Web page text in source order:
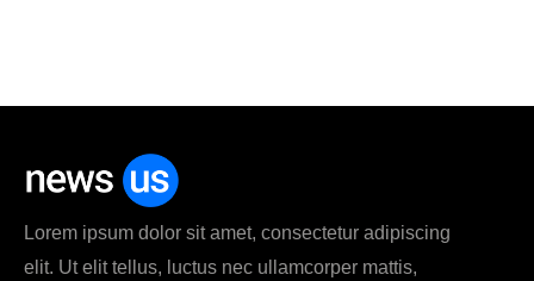
Lorem ipsum dolor sit amet, consectetur adipiscing
elit. Ut elit tellus, luctus nec ullamcorper mattis,